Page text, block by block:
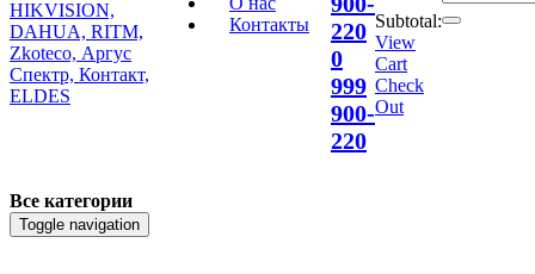
Контакты
220
0
999
900-
220
Subtotal:
View
Cart
Check
Out
Все категории
Toggle navigation